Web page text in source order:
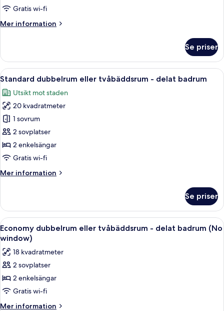
-
badrum
Gratis wi-fi
Mer information
Mer
enkelrum
delat
Se priser
Öppna
alla
foton
för
Standard
dubbelrum
eller
tvåbäddsrum
delat
Standard dubbelrum eller
5
Standard dubbelrum eller tvåbäddsrum - delat badrum
Utsikt mot staden
20 kvadratmeter
1 sovrum
2 sovplatser
2 enkelsängar
Gratis wi-fi
Mer information
Mer
dubbelrum
eller
tvåbäddsrum
-
badrum
Se priser
Öppna
alla
foton
för
Economy
dubbelrum
eller
tvåbäddsrum
Economy dubbelrum eller
5
Economy dubbelrum eller tvåbäddsrum - delat badrum (No
window)
18 kvadratmeter
2 sovplatser
2 enkelsängar
Gratis wi-fi
Mer information
Mer